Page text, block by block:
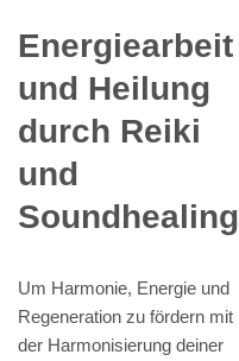
Energiearbeit
und Heilung
durch Reiki
und
Soundhealing
Um Harmonie, Energie und
Regeneration zu fördern mit
der Harmonisierung deiner